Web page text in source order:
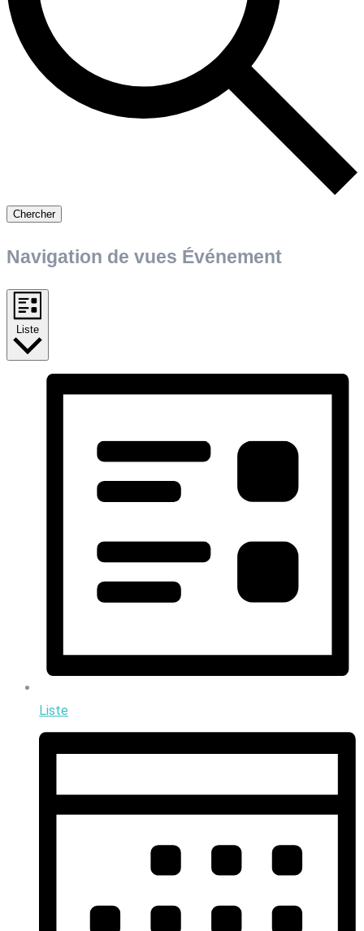
Chercher
Navigation de vues Événement
Liste
Liste